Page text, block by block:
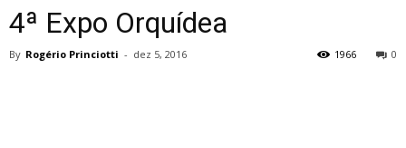
4ª Expo Orquídea
By Rogério Princiotti - dez 5, 2016 0
1966